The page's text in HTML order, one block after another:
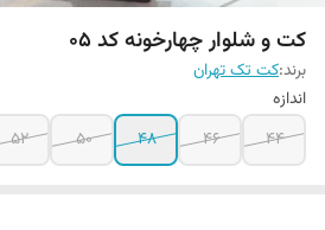
کت و شلوار چهارخونه کد ۰۵
برند:کت تک تهران
اندازه
44
46
48
50
52